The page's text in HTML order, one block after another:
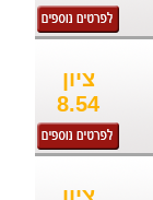
ציון
8.54